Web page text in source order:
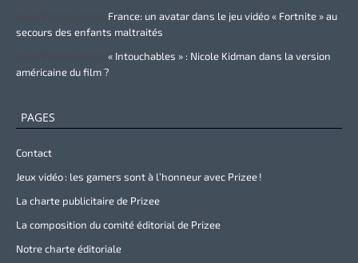
France: un avatar dans le jeu vidéo « Fortnite » au
secours des enfants maltraités
« Intouchables » : Nicole Kidman dans la version
américaine du film ?
PAGES
Contact
Jeux vidéo : les gamers sont à l’honneur avec Prizee !
La charte publicitaire de Prizee
La composition du comité éditorial de Prizee
Notre charte éditoriale